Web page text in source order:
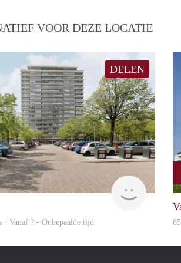
VOOR DEZE LOCATIE
DELEN
finder
· Vanaf ? - Onbepaalde tijd